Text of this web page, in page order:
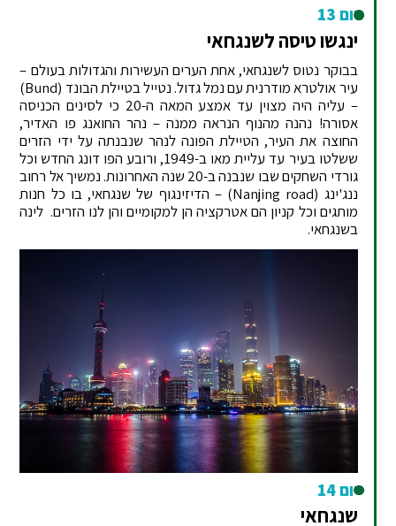
יום 13
ינגשו טיסה לשנגחאי
בבוקר נטוס לשנגחאי, אחת הערים העשירות והגדולות בעולם –
עיר אולטרא מודרנית עם נמל גדול. נטייל בטיילת הבונד (Bund)
– עליה היה מצוין עד אמצע המאה ה-20 כי לסינים הכניסה
אסורה! נהנה מהנוף הנראה ממנה – נהר החואנג פו האדיר,
החוצה את העיר, הטיילת הפונה לנהר שנבנתה על ידי הזרים
ששלטו בעיר עד עליית מאו ב-1949, ורובע הפו דונג החדש וכל
גורדי השחקים שבו שנבנה ב-20 שנה האחרונות. נמשיך אל רחוב
ננג'ינג (Nanjing road) – הדיזינגוף של שנגחאי, בו כל חנות
מותגים וכל קניון הם אטרקציה הן למקומיים והן לנו הזרים. לינה
בשנגחאי.
יום 14
שנגחאי